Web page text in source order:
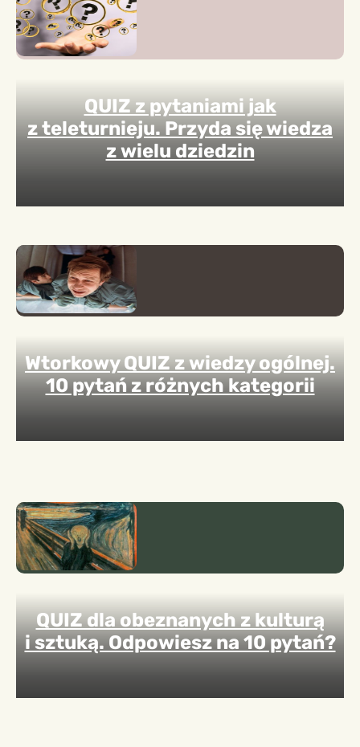
QUIZ z pytaniami jak
z teleturnieju. Przyda się wiedza
z wielu dziedzin
Wtorkowy QUIZ z wiedzy ogólnej.
10 pytań z różnych kategorii
QUIZ dla obeznanych z kulturą
i sztuką. Odpowiesz na 10 pytań?